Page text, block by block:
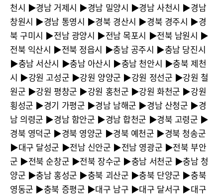
천시 ▶︎경남 거제시 ▶︎경남 밀양시 ▶︎경남 사천시 ▶︎경남
창원시 ▶︎경남 통영시 ▶︎경북 경산시 ▶︎경북 경주시 ▶︎경
북 구미시 ▶︎전남 광양시 ▶︎전남 목포시 ▶︎전북 남원시 ▶︎
전북 익산시 ▶︎전북 정읍시 ▶︎충남 공주시 ▶︎충남 당진시
▶︎충남 서산시 ▶︎충남 아산시 ▶︎충남 천안시 ▶︎충북 제천
시 ▶︎강원 고성군 ▶︎강원 양양군 ▶︎강원 정선군 ▶︎강원 철
원군 ▶︎강원 평창군 ▶︎강원 홍천군 ▶︎강원 화천군 ▶︎강원
횡성군 ▶︎경기 가평군 ▶︎경남 남해군 ▶︎경남 산청군 ▶︎경
남 의령군 ▶︎경남 함안군 ▶︎경남 합천군 ▶︎경북 고령군 ▶︎
경북 영덕군 ▶︎경북 영양군 ▶︎경북 예천군 ▶︎경북 청송군
▶︎대구 달성군 ▶︎전남 신안군 ▶︎전남 영광군 ▶︎전북 부안
군 ▶︎전북 순창군 ▶︎전북 장수군 ▶︎충남 서천군 ▶︎충남 청
양군 ▶︎충남 홍성군 ▶︎충북 괴산군 ▶︎충북 단양군 ▶︎충북
영동군 ▶︎충북 증평군 ▶︎대구 남구 ▶︎대구 달서구 ▶︎대구